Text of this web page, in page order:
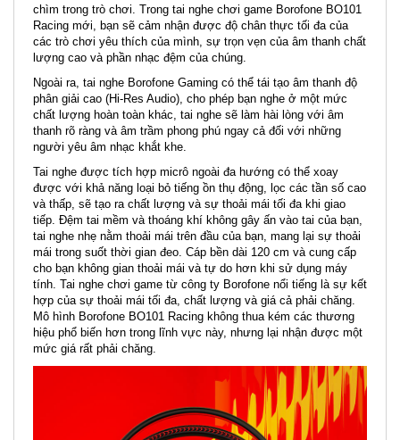
chìm trong trò chơi. Trong tai nghe chơi game Borofone BO101
Racing mới, bạn sẽ cảm nhận được độ chân thực tối đa của
các trò chơi yêu thích của mình, sự trọn vẹn của âm thanh chất
lượng cao và phần nhạc đệm của chúng.
Ngoài ra, tai nghe Borofone Gaming có thể tái tạo âm thanh độ
phân giải cao (Hi-Res Audio), cho phép bạn nghe ở một mức
chất lượng hoàn toàn khác, tai nghe sẽ làm hài lòng với âm
thanh rõ ràng và âm trầm phong phú ngay cả đối với những
người yêu âm nhạc khắt khe.
Tai nghe được tích hợp micrô ngoài đa hướng có thể xoay
được với khả năng loại bỏ tiếng ồn thụ động, lọc các tần số cao
và thấp, sẽ tạo ra chất lượng và sự thoải mái tối đa khi giao
tiếp. Đệm tai mềm và thoáng khí không gây ấn vào tai của bạn,
tai nghe nhẹ nằm thoải mái trên đầu của bạn, mang lại sự thoải
mái trong suốt thời gian đeo. Cáp bền dài 120 cm và cung cấp
cho bạn không gian thoải mái và tự do hơn khi sử dụng máy
tính. Tai nghe chơi game từ công ty Borofone nổi tiếng là sự kết
hợp của sự thoải mái tối đa, chất lượng và giá cả phải chăng.
Mô hình Borofone BO101 Racing không thua kém các thương
hiệu phổ biến hơn trong lĩnh vực này, nhưng lại nhận được một
mức giá rất phải chăng.